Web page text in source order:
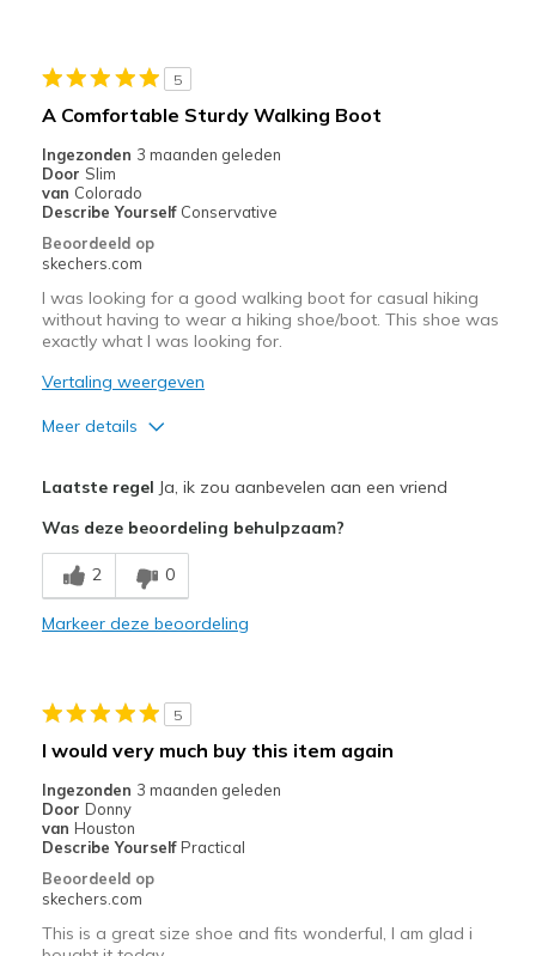
Feels true to size
View On Shoes
Shoes are for Wearing
5
A Comfortable Sturdy Walking Boot
Ingezonden 3 maanden geleden
Door Slim
van Colorado
Describe Yourself Conservative
Beoordeeld op
skechers.com
I was looking for a good walking boot for casual hiking
without having to wear a hiking shoe/boot. This shoe was
exactly what I was looking for.
Vertaling weergeven
Meer details
Comfortable
Durable
Going Out
Travel
Width
Sizing
View On Shoes
I'm Into Shoes
Laatste regel Ja, ik zou aanbevelen aan een vriend
Was deze beoordeling behulpzaam?
2 0
Markeer deze beoordeling
5
I would very much buy this item again
Ingezonden 3 maanden geleden
Door Donny
van Houston
Describe Yourself Practical
Beoordeeld op
skechers.com
This is a great size shoe and fits wonderful, I am glad i